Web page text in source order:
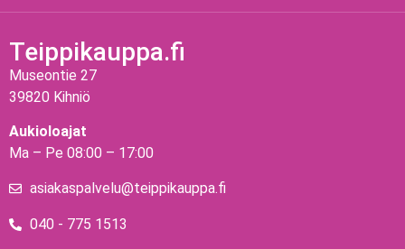
Teippikauppa.fi
Museontie 27
39820 Kihniö
Aukioloajat
Ma – Pe 08:00 – 17:00
asiakaspalvelu@teippikauppa.fi
040 - 775 1513